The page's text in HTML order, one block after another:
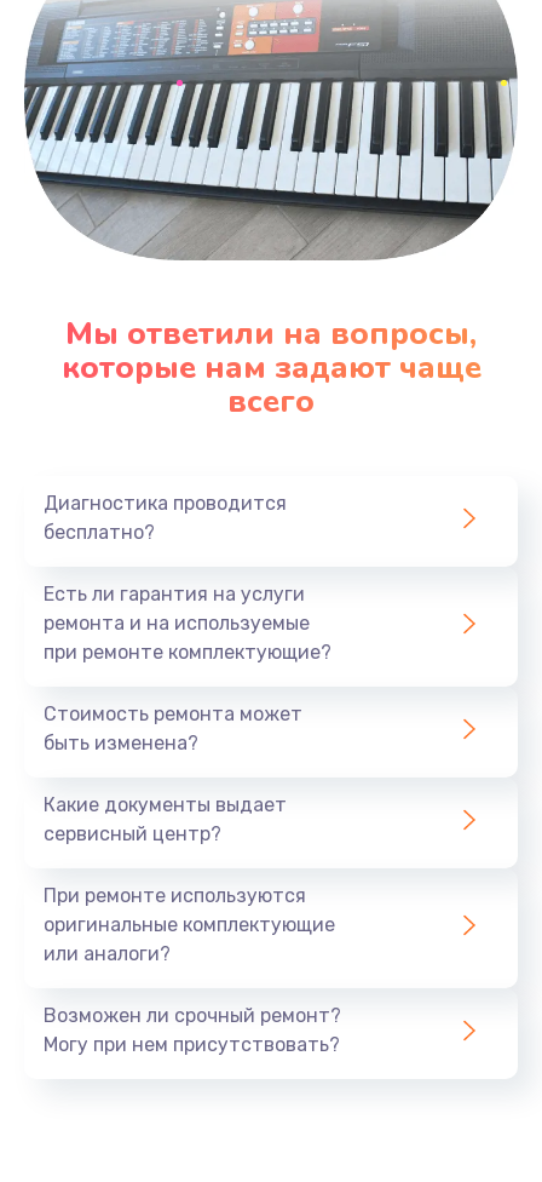
Мы ответили на вопросы,
которые нам задают чаще
всего
Диагностика проводится
бесплатно?
Есть ли гарантия на услуги
ремонта и на используемые
при ремонте комплектующие?
Стоимость ремонта может
быть изменена?
Какие документы выдает
сервисный центр?
При ремонте используются
оригинальные комплектующие
или аналоги?
Возможен ли срочный ремонт?
Могу при нем присутствовать?